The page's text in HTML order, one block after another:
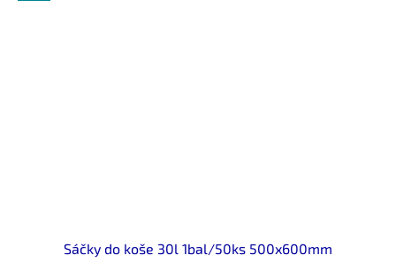
Sáčky do koše 30l 1bal/50ks 500x600mm